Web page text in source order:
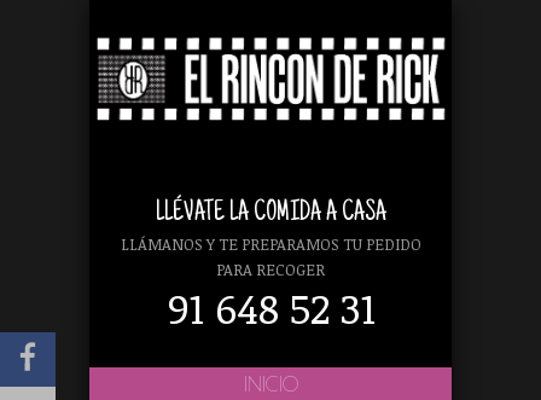
LLÉVATE LA COMIDA A CASA
LLÁMANOS Y TE PREPARAMOS TU PEDIDO
PARA RECOGER
91 648 52 31
INICIO